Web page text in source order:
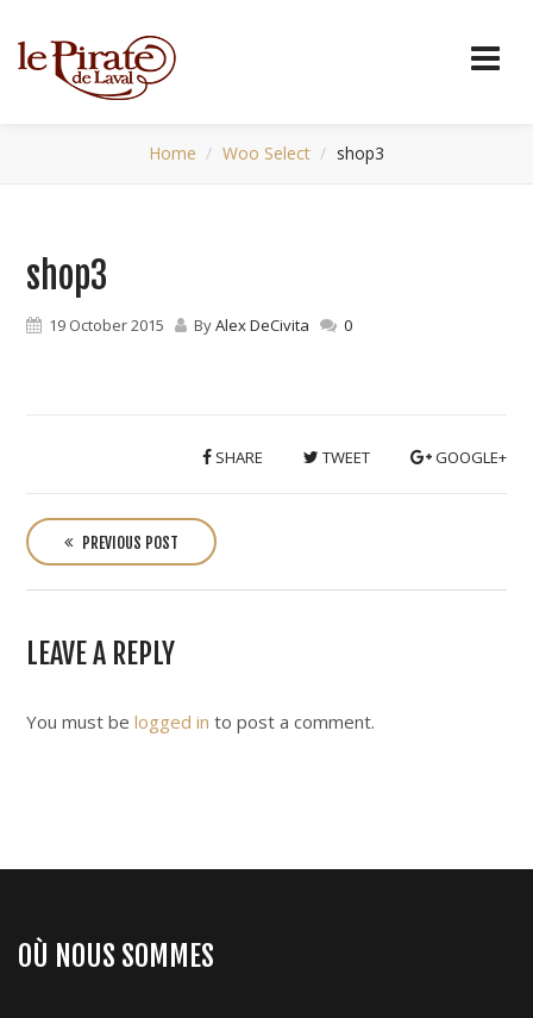
Home Woo Select shop3
shop3
19 October 2015 ByAlex DeCivita 0
SHARE TWEET GOOGLE+
o
s
t
n
a
i
o
PREVIOUS POST
LEAVE A REPLY
You must be logged in to post a comment.
OÙ NOUS SOMMES